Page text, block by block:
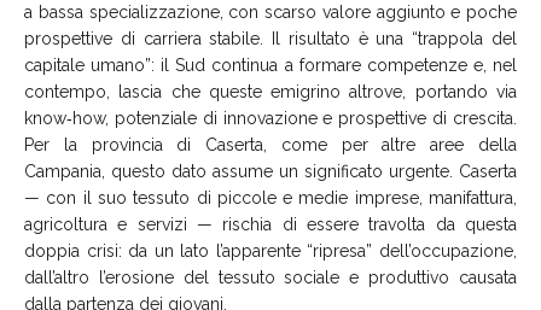
a bassa specializzazione, con scarso valore aggiunto e poche
prospettive di carriera stabile. Il risultato è una “trappola del
capitale umano”: il Sud continua a formare competenze e, nel
contempo, lascia che queste emigrino altrove, portando via
know‑how, potenziale di innovazione e prospettive di crescita.
Per la provincia di Caserta, come per altre aree della
Campania, questo dato assume un significato urgente. Caserta
— con il suo tessuto di piccole e medie imprese, manifattura,
agricoltura e servizi — rischia di essere travolta da questa
doppia crisi: da un lato l’apparente “ripresa” dell’occupazione,
dall’altro l’erosione del tessuto sociale e produttivo causata
dalla partenza dei giovani.